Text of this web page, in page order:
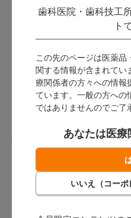
歯科医院・歯科技工
ト
この先のページは医薬品
関する情報が含まれてい
療関係者の方々への情報
ています。一般の方への
ではありませんのでご了
あなたは医療
オーソパレット
松風 / 粉液の組み合わせによる
豊かな色調表現。
発送：
ログイン後に価格が表示